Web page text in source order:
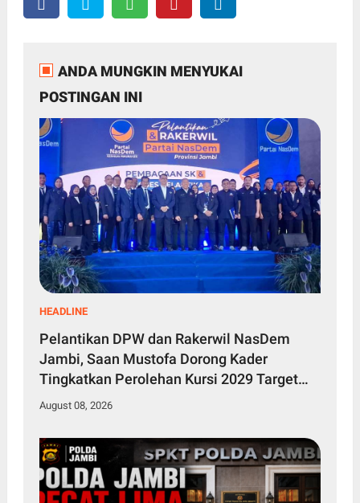
ANDA MUNGKIN MENYUKAI
POSTINGAN INI
HEADLINE
Pelantikan DPW dan Rakerwil NasDem
Jambi, Saan Mustofa Dorong Kader
Tingkatkan Perolehan Kursi 2029 Target
Tembus 4 Besar
August 08, 2026